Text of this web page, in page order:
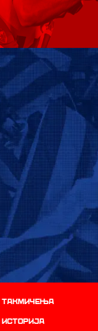
Такмичења
историја